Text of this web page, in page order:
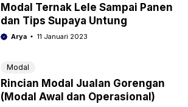
Modal Ternak Lele Sampai Panen
dan Tips Supaya Untung
Arya 11 Januari 2023
Modal
Rincian Modal Jualan Gorengan
(Modal Awal dan Operasional)